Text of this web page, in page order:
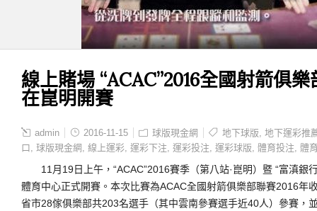
線上賭場 “ACAC”2016全國射箭俱
在崑明開賽
admin 2016-11-15 球版現金網 地下球版, 地下運彩推
口, 球版現金網, 線上運彩, 運彩下注, 運彩投注, 運彩球版, 體育投注, 體
11月19日上午，“ACAC”2016賽季（第八站·崑明）暨 “富滇銀
體育中心正式開賽。本次比賽為ACAC全國射箭俱樂部聯賽2016年
省市28傢俱樂部共203名選手（其中雲南參賽選手近40人）參賽，